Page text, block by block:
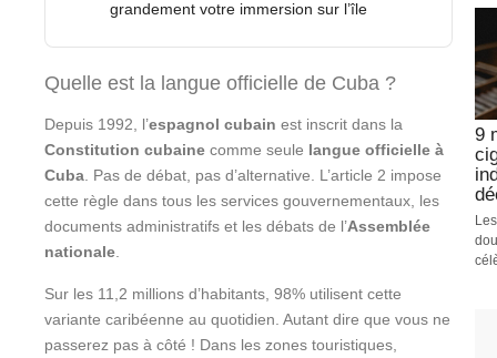
grandement votre immersion sur l’île
Quelle est la langue officielle de Cuba ?
Depuis 1992, l’espagnol cubain est inscrit dans la
Constitution cubaine comme seule langue officielle à
Cuba. Pas de débat, pas d’alternative. L’article 2 impose
cette règle dans tous les services gouvernementaux, les
documents administratifs et les débats de l’Assemblée
nationale.
Sur les 11,2 millions d’habitants, 98% utilisent cette
variante caribéenne au quotidien. Autant dire que vous ne
passerez pas à côté ! Dans les zones touristiques,
9